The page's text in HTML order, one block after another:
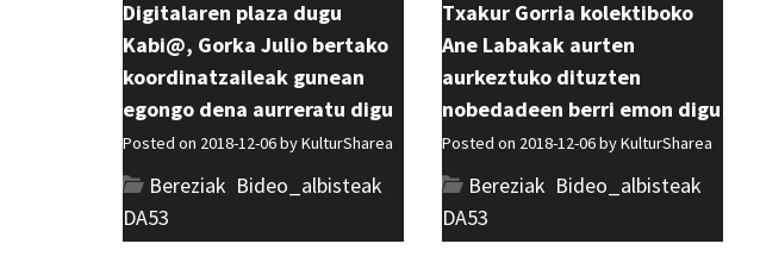
Digitalaren plaza dugu
Kabi@, Gorka Julio bertako
koordinatzaileak gunean
egongo dena aurreratu digu
Posted on 2018-12-06 byKulturSharea
Bereziak Bideo_albisteak
DA53
Txakur Gorria kolektiboko
Ane Labakak aurten
aurkeztuko dituzten
nobedadeen berri emon digu
Posted on 2018-12-06 byKulturSharea
Bereziak Bideo_albisteak
DA53